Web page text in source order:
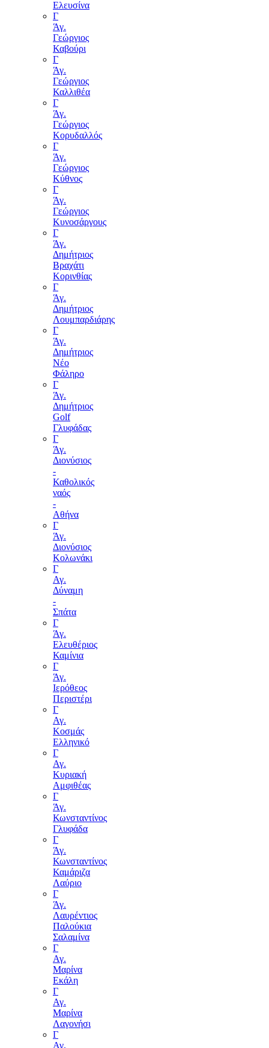
Ελευσίνα
Γ
Άγ.
Γεώργιος
Καβούρι
Γ
Άγ.
Γεώργιος
Καλλιθέα
Γ
Άγ.
Γεώργιος
Κορυδαλλός
Γ
Άγ.
Γεώργιος
Κύθνος
Γ
Άγ.
Γεώργιος
Κυνοσάργους
Γ
Άγ.
Δημήτριος
Βραχάτι
Κορινθίας
Γ
Άγ.
Δημήτριος
Λουμπαρδιάρης
Γ
Άγ.
Δημήτριος
Νέο
Φάληρο
Γ
Άγ.
Δημήτριος
Golf
Γλυφάδας
Γ
Άγ.
Διονύσιος
-
Καθολικός
ναός
-
Αθήνα
Γ
Άγ.
Διονύσιος
Κολωνάκι
Γ
Αγ.
Δύναμη
-
Σπάτα
Γ
Άγ.
Ελευθέριος
Καμίνια
Γ
Άγ.
Ιερόθεος
Περιστέρι
Γ
Αγ.
Κοσμάς
Ελληνικό
Γ
Αγ.
Κυριακή
Αμφιθέας
Γ
Άγ.
Κωνσταντίνος
Γλυφάδα
Γ
Άγ.
Κωνσταντίνος
Καμάριζα
Λαύριο
Γ
Άγ.
Λαυρέντιος
Παλούκια
Σαλαμίνα
Γ
Αγ.
Μαρίνα
Εκάλη
Γ
Αγ.
Μαρίνα
Λαγονήσι
Γ
Αγ.